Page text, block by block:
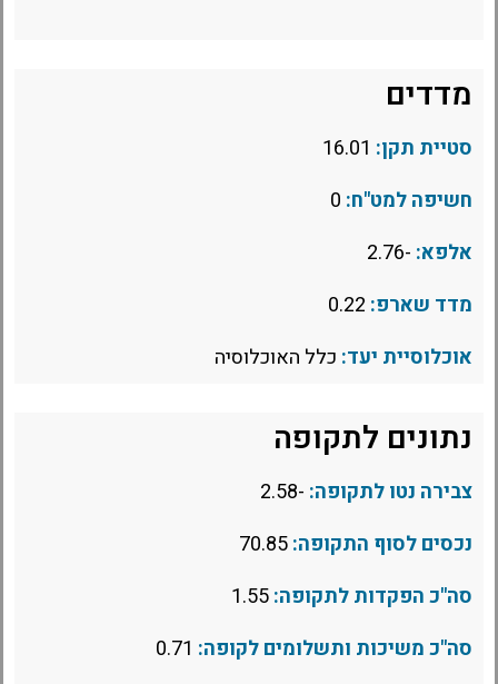
מדדים
סטיית תקן:
חשיפה למט"ח:
אלפא: -2.76
מדד שארפ:
אוכלוסיית יעד: כלל האוכלוסיה
נתונים לתקופה
צבירה נטו לתקופה: -2.58
נכסים לסוף התקופה:
סה"כ הפקדות לתקופה:
סה"כ משיכות ותשלומים לקופה: